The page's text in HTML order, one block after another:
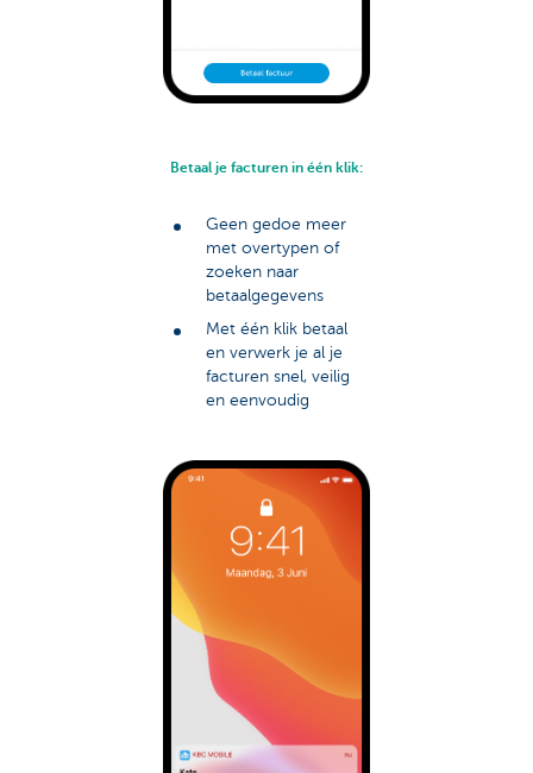
Betaal je facturen in één klik:
Geen gedoe meer
met overtypen of
zoeken naar
betaalgegevens
Met één klik betaal
en verwerk je al je
facturen snel, veilig
en eenvoudig